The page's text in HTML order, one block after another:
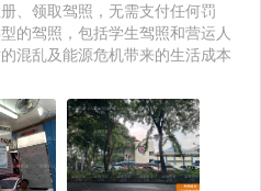
、领取驾照，无需支付任何罚
的驾照，包括学生驾照和营运人
混乱及能源危机带来的生活成本